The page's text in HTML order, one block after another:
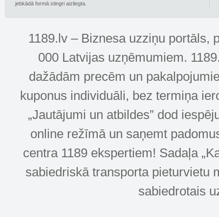
jebkādā formā stingri aizliegta.
1189.lv – Biznesa uzziņu portāls,
000 Latvijas uzņēmumiem.
dažādām precēm un
kuponus individuāli, bez termiņa
„Jautājumi un atbildes” dod
online režīmā un saņemt
centra 1189 ekspertiem! Sadaļa
sabiedriskā transporta pieturvietu
sabiedrotais